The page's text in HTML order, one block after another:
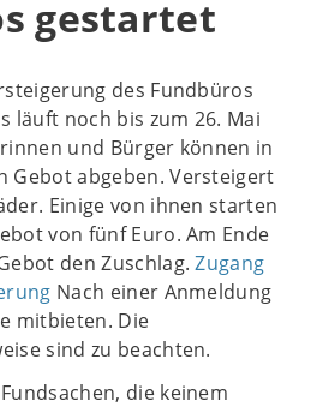
gestartet
des Fundbüros
läuft noch bis zum 26. Mai
und Bürger können in
Gebot abgeben. Versteigert
Einige von ihnen starten
von fünf Euro. Am Ende
den Zuschlag.Zugang
Nach einer Anmeldung
mitbieten. Die
sind zu beachten.
die keinem